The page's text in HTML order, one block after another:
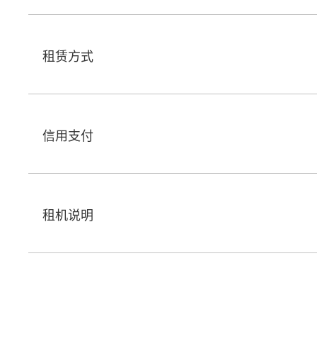
租赁方式
信用支付
租机说明